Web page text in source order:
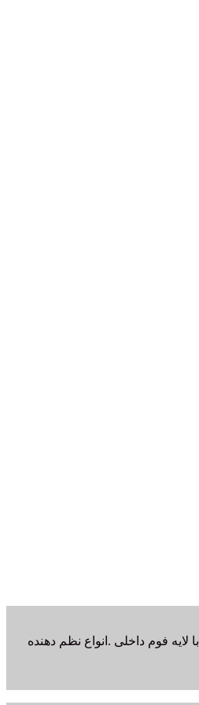
فوم داخلی .انواع نظم دهنده